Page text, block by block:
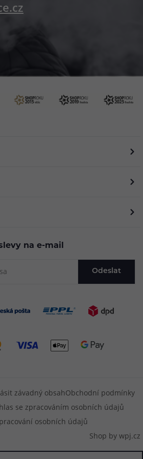
na e-mail
Odeslat
závadný obsahObchodní podmínky
se zpracováním osobních údajů
osobních údajů
Shop by wpj.cz